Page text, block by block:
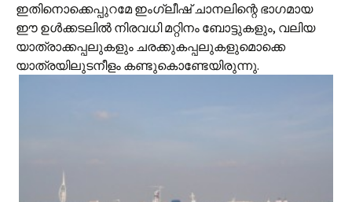
ഇതിനൊക്കെപ്പുറമേ ഇംഗ്ലീഷ് ചാനലിന്റെ ഭാഗമായ
ഈ ഉള്‍ക്കടലില്‍ നിരവധി മറ്റിനം ബോട്ടുകളും, വലിയ
യാത്രാക്കപ്പലുകളും ചരക്കുകപ്പലുകളുമൊക്കെ
യാത്രയിലുടനീളം കണ്ടുകൊണ്ടേയിരുന്നു.